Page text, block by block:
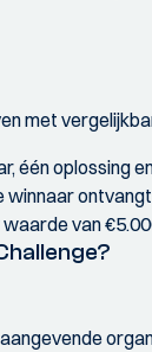
met
één oplossing
winnaar
van